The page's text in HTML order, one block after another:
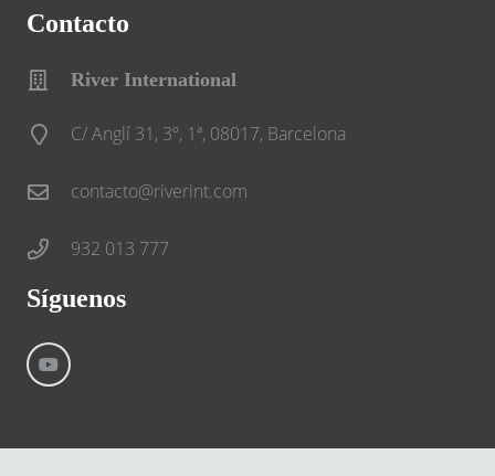
Contacto
River International
C/ Anglí 31, 3º, 1ª, 08017, Barcelona
contacto@riverint.com
932 013 777
Síguenos